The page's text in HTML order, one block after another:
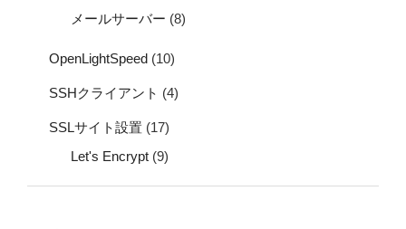
メールサーバー (8)
OpenLightSpeed (10)
SSHクライアント (4)
SSLサイト設置 (17)
Let's Encrypt (9)